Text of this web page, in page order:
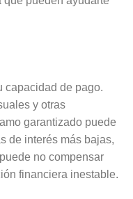
capacidad de pago.
y otras
garantizado puede
de interés más bajas,
no compensar
financiera inestable.